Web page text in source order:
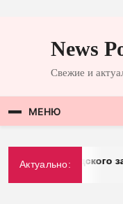
содержимомуNews
Свежие и
МЕНЮ
Актуально:
стран Персидского